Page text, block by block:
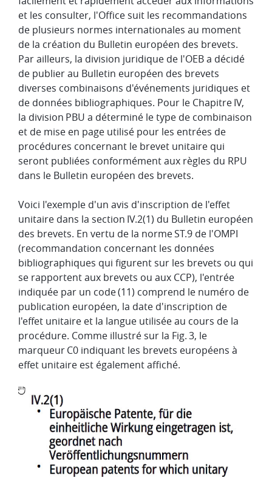
et les consulter, l'Office suit les recommandations
de plusieurs normes internationales au moment
de la création du Bulletin européen des brevets.
Par ailleurs, la division juridique de l'OEB a décidé
de publier au Bulletin européen des brevets
diverses combinaisons d'événements juridiques et
de données bibliographiques. Pour le Chapitre IV,
la division PBU a déterminé le type de combinaison
et de mise en page utilisé pour les entrées de
procédures concernant le brevet unitaire qui
seront publiées conformément aux règles du RPU
dans le Bulletin européen des brevets.
Voici l'exemple d'un avis d'inscription de l'effet
unitaire dans la section IV.2(1) du Bulletin européen
des brevets. En vertu de la norme ST.9 de l'OMPI
(recommandation concernant les données
bibliographiques qui figurent sur les brevets ou qui
se rapportent aux brevets ou aux CCP), l'entrée
indiquée par un code (11) comprend le numéro de
publication européen, la date d'inscription de
l'effet unitaire et la langue utilisée au cours de la
procédure. Comme illustré sur la Fig. 3, le
marqueur C0 indiquant les brevets européens à
effet unitaire est également affiché.